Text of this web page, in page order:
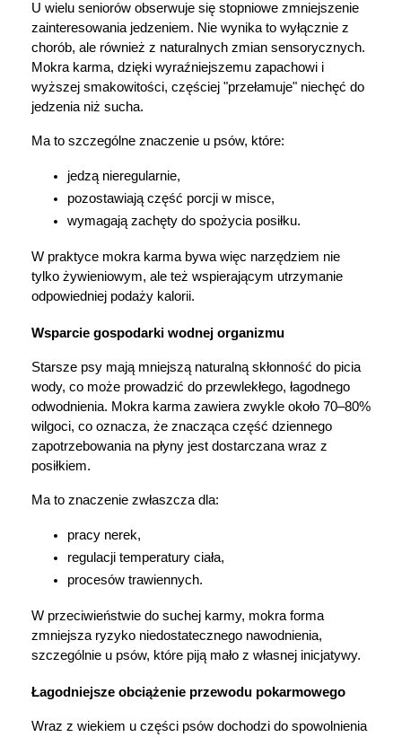
U wielu seniorów obserwuje się stopniowe zmniejszenie
zainteresowania jedzeniem. Nie wynika to wyłącznie z
chorób, ale również z naturalnych zmian sensorycznych.
Mokra karma, dzięki wyraźniejszemu zapachowi i
wyższej smakowitości, częściej "przełamuje" niechęć do
jedzenia niż sucha.
Ma to szczególne znaczenie u psów, które:
jedzą nieregularnie,
pozostawiają część porcji w misce,
wymagają zachęty do spożycia posiłku.
W praktyce mokra karma bywa więc narzędziem nie
tylko żywieniowym, ale też wspierającym utrzymanie
odpowiedniej podaży kalorii.
Wsparcie gospodarki wodnej organizmu
Starsze psy mają mniejszą naturalną skłonność do picia
wody, co może prowadzić do przewlekłego, łagodnego
odwodnienia. Mokra karma zawiera zwykle około 70–80%
wilgoci, co oznacza, że znacząca część dziennego
zapotrzebowania na płyny jest dostarczana wraz z
posiłkiem.
Ma to znaczenie zwłaszcza dla:
pracy nerek,
regulacji temperatury ciała,
procesów trawiennych.
W przeciwieństwie do suchej karmy, mokra forma
zmniejsza ryzyko niedostatecznego nawodnienia,
szczególnie u psów, które piją mało z własnej inicjatywy.
Łagodniejsze obciążenie przewodu pokarmowego
Wraz z wiekiem u części psów dochodzi do spowolnienia